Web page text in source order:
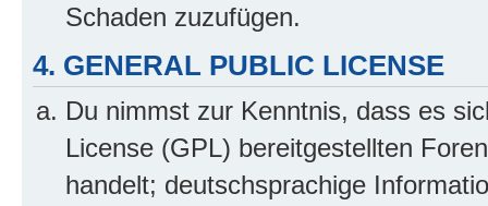
Schaden zuzufügen.
4. GENERAL PUBLIC LICENSE
Du nimmst zur Kenntnis, dass es
License (GPL) bereitgestellten
handelt; deutschsprachige